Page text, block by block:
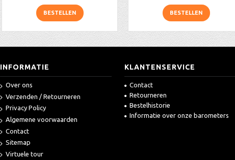
BESTELLEN BESTELLEN
INFORMATIE
Over ons
Verzenden / Retourneren
Privacy Policy
Algemene voorwaarden
Contact
Sitemap
Virtuele tour
KLANTENSERVICE
Contact
Retourneren
Bestelhistorie
Informatie over onze barometers